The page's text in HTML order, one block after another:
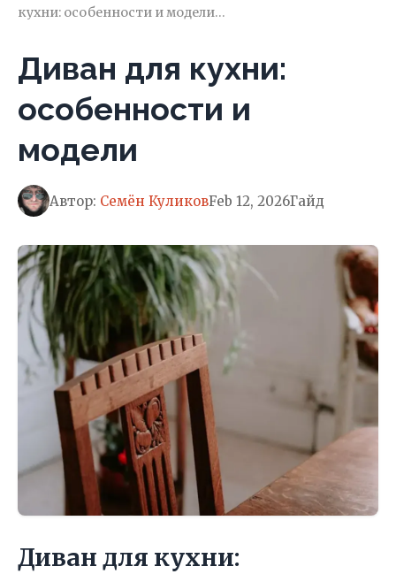
кухни: особенности и модели…
Диван для кухни:
особенности и
модели
Автор: Семён КуликовFeb 12, 2026Гайд
Диван для кухни: